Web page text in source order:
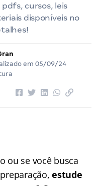
cursos, leis
disponíveis no
em 05/09/24
ou se você busca
estude